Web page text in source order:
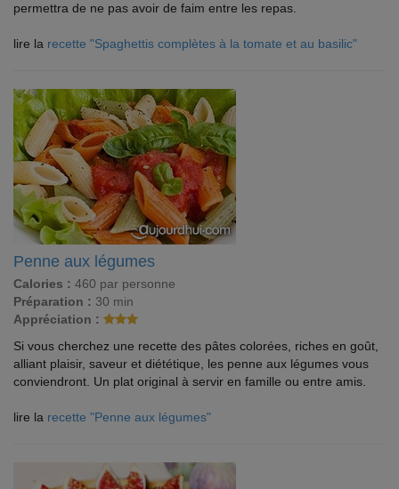
permettra de ne pas avoir de faim entre les repas.
lire la recette "Spaghettis complètes à la tomate et au basilic"
Penne aux légumes
Calories : 460 par personne
Préparation : 30 min
Appréciation :
Si vous cherchez une recette des pâtes colorées, riches en goût,
alliant plaisir, saveur et diététique, les penne aux légumes vous
conviendront. Un plat original à servir en famille ou entre amis.
lire la recette "Penne aux légumes"